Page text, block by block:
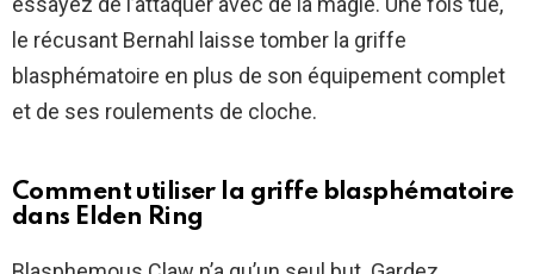
le récusant Bernahl laisse tomber la griffe
blasphématoire en plus de son équipement complet
et de ses roulements de cloche.
Comment utiliser la griffe blasphématoire
dans Elden Ring